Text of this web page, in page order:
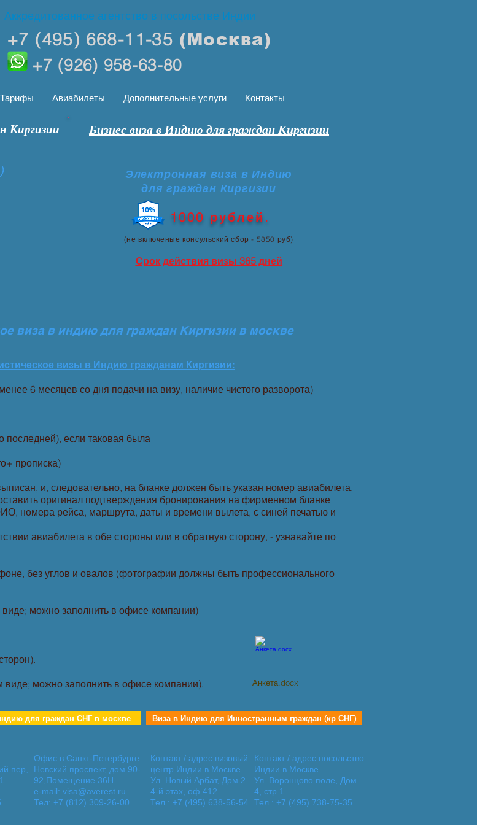
Тарифы Авиабилеты Дополнительные услуги Контакты
Аккредитованное агентство в посольстве Индии
+7 (495) 668-11-35 (Москва)
+7 (926) 958-63-80
Киргизии Бизнес виза в Индию для граждан Киргизии
Электронная виза в Индию
для граждан Киргизии
1000 рублей.
(не включеные консульский сбор - 5850 руб)
Срок действия визы 365 дней
виза в индию для граждан Киргизии в москве
визы в Индию гражданам Киргизии:
6 месяцев со дня подачи на визу, наличие чистого разворота)
последней), если таковая была
прописка)
и, следовательно, на бланке должен быть указан номер авиабилета.
оригинал подтверждения бронирования на фирменном бланке
номера рейса, маршрута, даты и времени вылета, с синей печатью и
авиабилета в обе стороны или в обратную сторону, - узнавайте по
без углов и овалов (фотографии должны быть профессионального
виде; можно заполнить в офисе компании)
виде; можно заполнить в офисе компании).
Анкета.docx
для граждан СНГ в москве Виза в Индию для Инностранным граждан (кр СНГ)
пер,
Офис в Санкт-Петербурге
Невский проспект, дом 90-
92,Помещение 36Н
e-mail: visa@averest.ru
Тел: +7 (812) 309-26-00
Контакт / адрес визовый
центр Индии в Москве
Ул. Новый Арбат, Дом 2
4-й этах, оф 412
Тел : +7 (495) 638‑56-54
Контакт / адрес посольство
Индии в Москве
Ул. Воронцово поле, Дом
4, стр 1
Тел : +7 (495) 738‑75-35